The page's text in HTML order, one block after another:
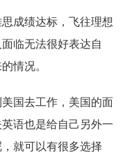
成绩达标，飞往理想
临无法很好表达自
情况。
国去工作，美国的面
语也是给自己另外一
就可以有很多选择